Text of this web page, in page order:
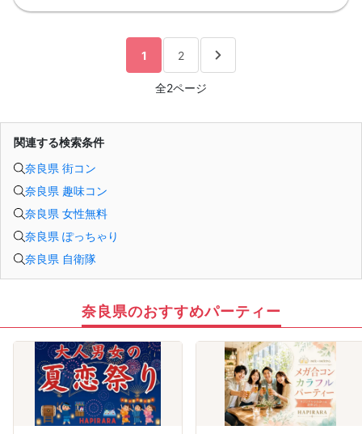
1 2
全2ページ
関連する検索条件
奈良県 街コン
奈良県 趣味コン
奈良県 女性無料
奈良県 ぽっちゃり
奈良県 自衛隊
奈良県のおすすめパーティー